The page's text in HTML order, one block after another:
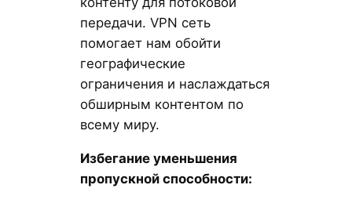
передачи. VPN сеть
помогает нам обойти
географические
ограничения и наслаждаться
обширным контентом по
всему миру.
Избегание уменьшения
пропускной способности: